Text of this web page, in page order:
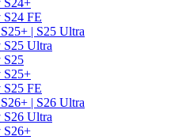
S24+
S24 FE
| S25 Ultra
S25 Ultra
S25
S25+
S25 FE
| S26 Ultra
S26 Ultra
S26+